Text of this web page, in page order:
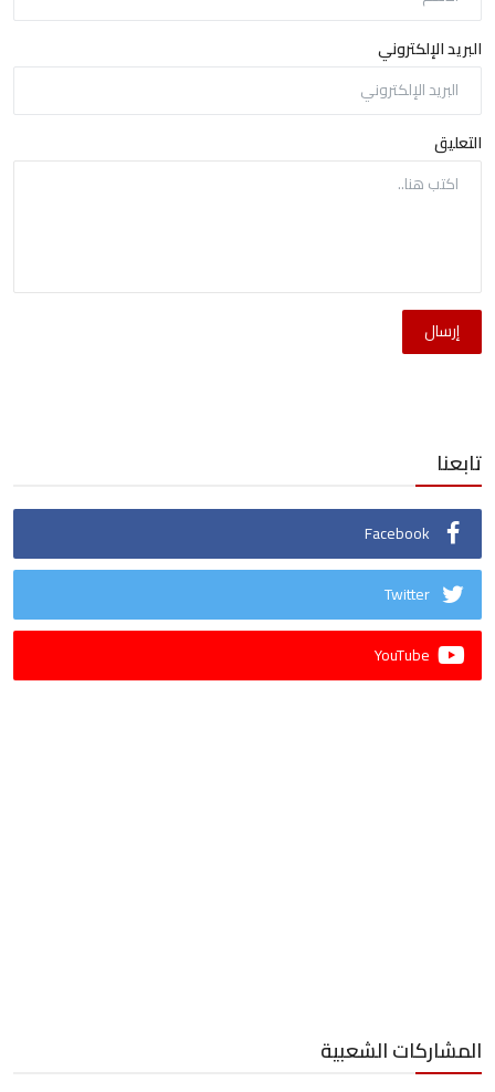
البريد الإلكتروني
التعليق
إرسال
تابعنا
Facebook
Twitter
YouTube
المشاركات الشعبية